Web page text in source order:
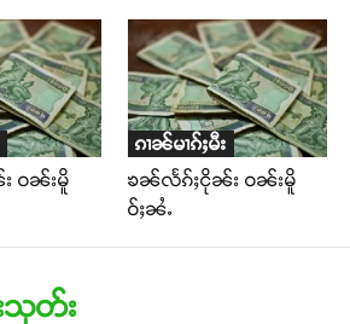
ဝၼ်းမိူ
ၵၢၼ်မၢၵ်ႈမီး
ၶၼ်လႅၵ်ႈငိုၼ်း ဝၼ်းမိူ
ဝ်ႈၼႆႉ
သုတ်း